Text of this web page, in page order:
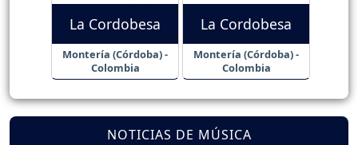
La Cordobesa
Montería (Córdoba) -
Colombia
La Cordobesa
Montería (Córdoba) -
Colombia
NOTICIAS DE MÚSICA